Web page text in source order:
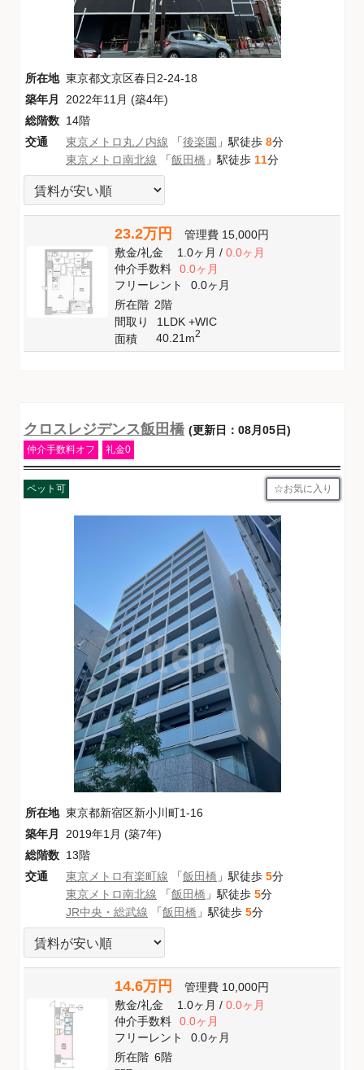
所在地 東京都文京区春日2-24-18
築年月
2022年11月 (築4年)
総階数 14階
交通
東京メトロ丸ノ内線 「後楽園 」駅徒歩 8分
東京メトロ南北線 「飯田橋 」駅徒歩 11分
23.2万円 管理費 15,000円
敷金/礼金 1.0ヶ月/ 0.0ヶ月
仲介手数料
0.0ヶ月
フリーレント
0.0ヶ月
所在階 2階
間取り
1LDK +WIC
面積
40.21m2
クロスレジデンス飯田橋 (更新日：08月05日)
仲介手数料オフ 礼金0
ペット可 お気に入り
所在地 東京都新宿区新小川町1-16
築年月
2019年1月 (築7年)
総階数 13階
交通
東京メトロ有楽町線 「飯田橋 」駅徒歩 5分
東京メトロ南北線 「飯田橋 」駅徒歩 5分
JR中央・総武線 「飯田橋 」駅徒歩 5分
14.6万円 管理費 10,000円
敷金/礼金 1.0ヶ月/ 0.0ヶ月
仲介手数料
0.0ヶ月
フリーレント
0.0ヶ月
所在階 6階